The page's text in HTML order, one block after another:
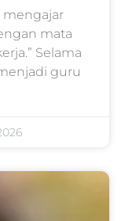
mengajar
mata
Selama
guru